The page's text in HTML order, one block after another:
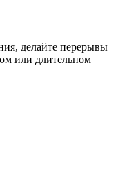
делайте перерывы
или длительном